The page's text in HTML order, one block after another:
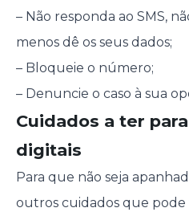
– Não responda ao SMS,
menos dê os seus dados;
– Bloqueie o número;
– Denuncie o caso à sua
Cuidados a ter
digitais
Para que não seja
outros cuidados que pode